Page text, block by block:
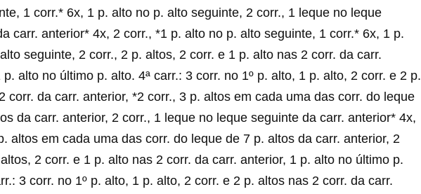
1 corr.* 6x, 1 p. alto no p. alto seguinte, 2 corr., 1 leque no leque
carr. anterior* 4x, 2 corr., *1 p. alto no p. alto seguinte, 1 corr.* 6x, 1 p.
seguinte, 2 corr., 2 p. altos, 2 corr. e 1 p. alto nas 2 corr. da carr.
p. alto no último p. alto. 4ª carr.: 3 corr. no 1º p. alto, 1 p. alto, 2 corr. e 2 p.
corr. da carr. anterior, *2 corr., 3 p. altos em cada uma das corr. do leque
da carr. anterior, 2 corr., 1 leque no leque seguinte da carr. anterior* 4x,
altos em cada uma das corr. do leque de 7 p. altos da carr. anterior, 2
2 corr. e 1 p. alto nas 2 corr. da carr. anterior, 1 p. alto no último p.
3 corr. no 1º p. alto, 1 p. alto, 2 corr. e 2 p. altos nas 2 corr. da carr.